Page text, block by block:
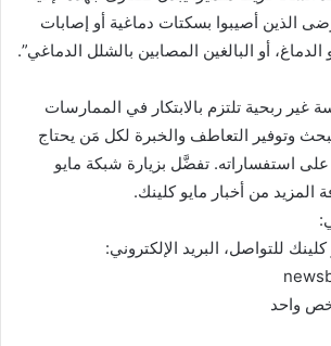
الذين أصيبوا بسكتات دماغية أو إصابات
أو البالغين المصابين بالشلل الدماغي”.
ربحية تلتزم بالابتكار في الممارسات
وتوفير التعاطف والخبرة لكل مَن يحتاج
على استفساراته. تفضَّل بزيارة شبكة مايو
المزيد من أخبار مايو كلينك.
للتواصل، البريد الإلكتروني: